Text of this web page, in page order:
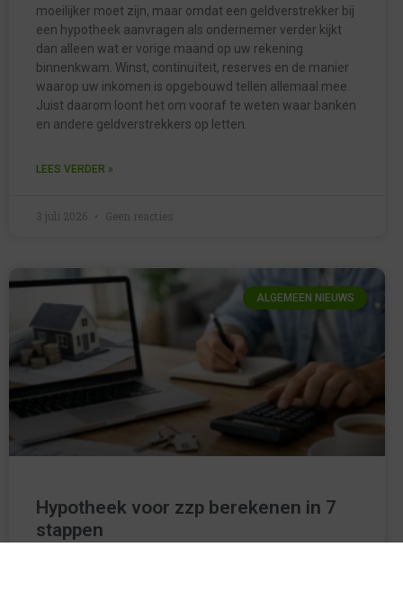
moeilijker moet zijn, maar omdat een geldverstrekker bij
een hypotheek aanvragen als ondernemer verder kijkt
dan alleen wat er vorige maand op uw rekening
binnenkwam. Winst, continuïteit, reserves en de manier
waarop uw inkomen is opgebouwd tellen allemaal mee.
Juist daarom loont het om vooraf te weten waar banken
en andere geldverstrekkers op letten.
LEES VERDER »
3 juli 2026 Geen reacties
ALGEMEEN NIEUWS
Hypotheek voor zzp berekenen in 7
stappen